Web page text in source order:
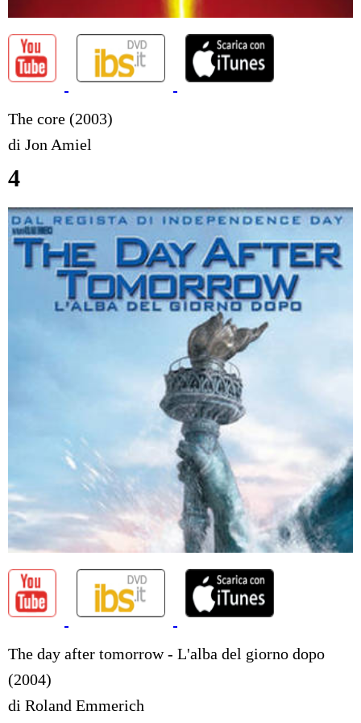
The core (2003)
di Jon Amiel
4
The day after tomorrow - L'alba del giorno dopo
(2004)
di Roland Emmerich